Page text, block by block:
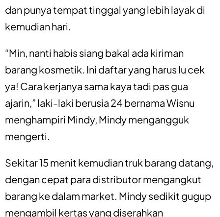
dan punya tempat tinggal yang lebih layak di
kemudian hari.
“Min, nanti habis siang bakal ada kiriman
barang kosmetik. Ini daftar yang harus lu cek
ya! Cara kerjanya sama kaya tadi pas gua
ajarin,” laki-laki berusia 24 bernama Wisnu
menghampiri Mindy, Mindy mengangguk
mengerti.
Sekitar 15 menit kemudian truk barang datang,
dengan cepat para distributor mengangkut
barang ke dalam market. Mindy sedikit gugup
mengambil kertas yang diserahkan